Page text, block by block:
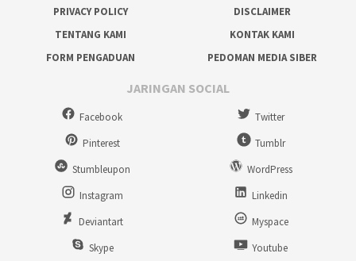
PRIVACY POLICY
DISCLAIMER
TENTANG KAMI
KONTAK KAMI
FORM PENGADUAN
PEDOMAN MEDIA SIBER
JARINGAN SOCIAL
Facebook
Twitter
Pinterest
Tumblr
Stumbleupon
WordPress
Instagram
Linkedin
Deviantart
Myspace
Skype
Youtube